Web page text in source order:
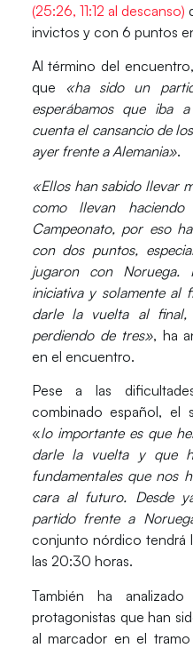
(25:26, 11:12 al descanso)
invictos y con 6 puntos
Al término del
que «ha sido un
esperábamos que iba
cuenta el cansancio de
ayer frente a Alemania».
«Ellos han sabido llevar
como llevan
Campeonato, por eso
con dos puntos,
jugaron con
iniciativa y solamente al
darle la vuelta al final,
perdiendo de tres», ha
en el encuentro.
Pese a las
combinado español, el
«lo importante es que
darle la vuelta y que
fundamentales que nos
cara al futuro. Desde
partido frente a
conjunto nórdico tendrá
las 20:30 horas.
También ha
protagonistas que han
al marcador en el